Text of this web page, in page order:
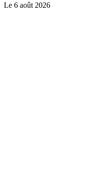
Le 6 août 2026